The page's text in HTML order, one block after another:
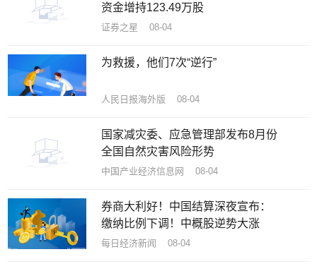
资金增持123.49万股
证券之星 08-04
为救援，他们7次“逆行”
人民日报海外版 08-04
国家减灾委、应急管理部发布8月份
全国自然灾害风险形势
中国产业经济信息网 08-04
券商大利好！中国结算深夜宣布：
缴纳比例下调！中概股逆势大涨
每日经济新闻 08-04